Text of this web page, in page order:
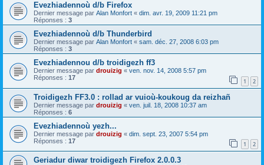
Evezhiadennoù d/b Firefox
Dernier message par Alan Monfort « dim. avr. 19, 2009 11:21 pm
Réponses : 3
Evezhiadennoù d/b Thunderbird
Dernier message par Alan Monfort « sam. déc. 27, 2008 6:03 pm
Réponses : 3
Evezhiadennou d/b troidigezh ff3
Dernier message par drouizig « ven. nov. 14, 2008 5:57 pm
Réponses : 17 1 2
Troidigezh FF3.0 : rollad ar vuioù-koukoug da reizhañ
Dernier message par drouizig « ven. juil. 18, 2008 10:37 am
Réponses : 6
Evezhiadennoù yezh...
Dernier message par drouizig « dim. sept. 23, 2007 5:54 pm
Réponses : 17 1 2
Geriadur diwar troidigezh Firefox 2.0.0.3